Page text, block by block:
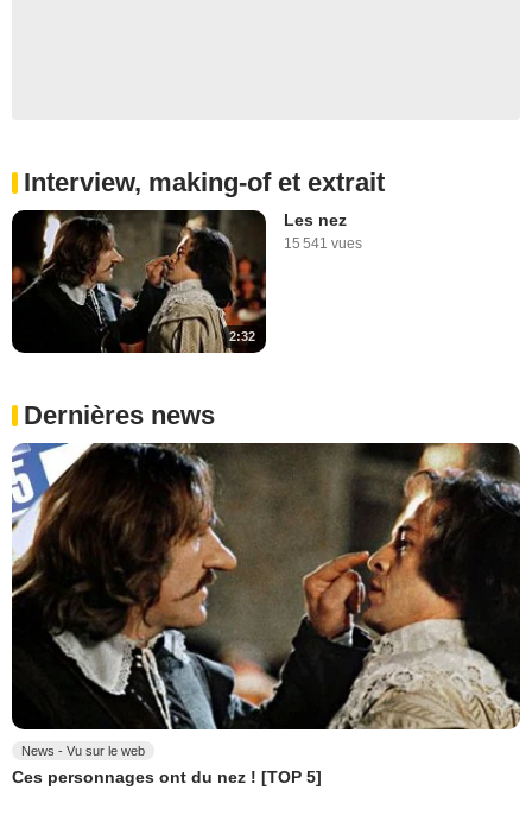
Interview, making-of et extrait
2:32
Les nez
15 541 vues
Dernières news
News - Vu sur le web
Ces personnages ont du nez ! [TOP 5]